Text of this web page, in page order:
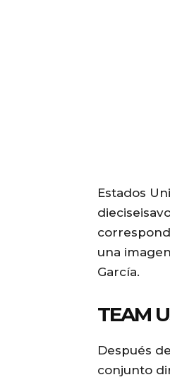
Estados
una
García.
TEAM
Después
conjunto